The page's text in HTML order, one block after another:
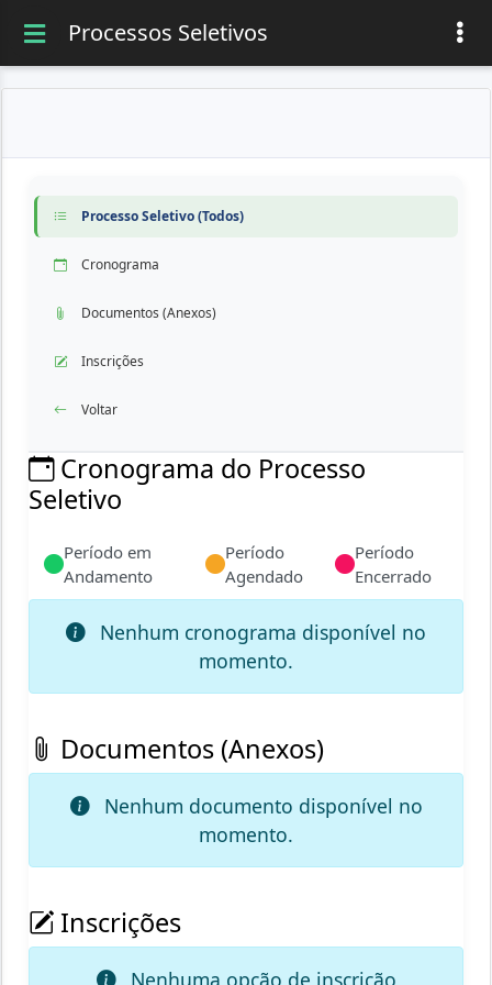
Processos Seletivos
Processo Seletivo (Todos)
Cronograma
Documentos (Anexos)
Inscrições
Voltar
Cronograma do Processo
Seletivo
Período em
Andamento
Período
Agendado
Período
Encerrado
Nenhum cronograma disponível no
momento.
Documentos (Anexos)
Nenhum documento disponível no
momento.
Inscrições
Nenhuma opção de inscrição